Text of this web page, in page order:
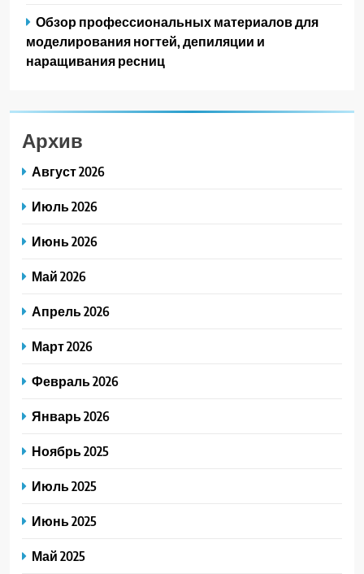
Обзор профессиональных материалов для
моделирования ногтей, депиляции и
наращивания ресниц
Архив
Август 2026
Июль 2026
Июнь 2026
Май 2026
Апрель 2026
Март 2026
Февраль 2026
Январь 2026
Ноябрь 2025
Июль 2025
Июнь 2025
Май 2025